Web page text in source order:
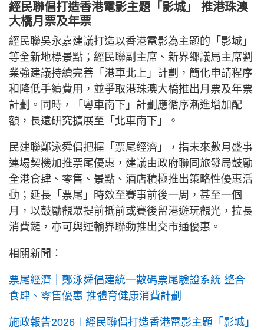
經民聯倡打造香港電影主題「影城」 推港珠澳
大橋月票及年票
經民聯吳永嘉建議打造以香港電影為主題的「影城」
等全新地標景點；經民聯副主席、新界鄉議局主席劉
業強建議持續完善「港車北上」計劃，簡化申請程序
和降低手續費用，並爭取港珠澳大橋推出月票及年票
計劃。同時，「粵車南下」計劃應循序漸進增加配
額，長遠研究擴展至「北車南下」。
民建聯鄭泳舜倡把握「票尾經濟」，指未來數月盛事
連場契機加推票尾優惠，建議由政府聯同旅發局鼓勵
全港食肆、零售、景點、酒店積極推出策略性優惠活
動；延長「票尾」時效至賽事前後一周，甚至一個
月，以鼓勵觀眾提前抵前或賽後留港遊玩觀光，拉長
消費鏈，亦可與運輸界聯動推出交市通優惠。
相關新聞：
票尾經濟｜鄭泳舜倡建統一數碼票尾驗證系統 整合
食肆、零售優惠 推體育健康消費計劃
施政報告2026︱經民聯倡打造香港電影主題「影城」